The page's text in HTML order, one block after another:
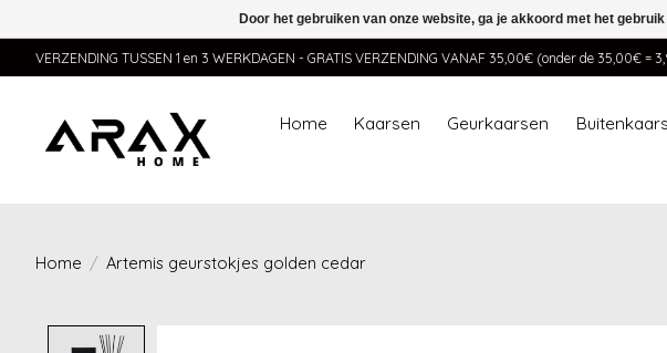
VERZENDING TUSSEN 1 en 3 WERKDAGEN - GRATIS VERZENDING VANAF 35,00€ (onder de 35,00€ =
Home Kaarsen Geurkaarsen
Home / Artemis geurstokjes golden cedar
Door het gebruiken van onze website, ga je akkoord met het